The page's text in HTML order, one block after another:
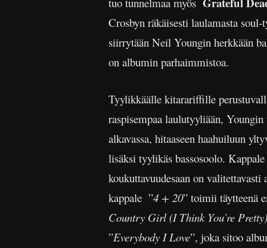
Crosbyn räkäisesti laulamasta soul-
siirrytään Neil Youngin herkkään
on albumin parhaimmistoa.
Tyylikkäälle kitarariffille
raspisempaa laulutyyliään,
alkavassa, hitaaseen haahuiluun
lisäksi tyylikäs bassosoolo.
koukuttavuudesaan on
kappale ”4 + 20” toimii täytteenä
Country Girl (I Think You’re
”Everybody I Love”, joka sitoo